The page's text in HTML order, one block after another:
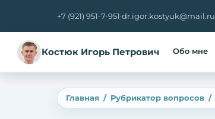
+7 (921) 951-7-951·dr.igor.kostyuk@mail.ru
Костюк Игорь Петрович Обо мне
Главная Рубрикатор вопросов